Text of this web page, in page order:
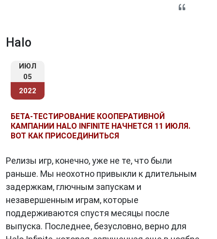
Halo
ИЮЛ
05
2022
БЕТА-ТЕСТИРОВАНИЕ КООПЕРАТИВНОЙ
КАМПАНИИ HALO INFINITE НАЧНЕТСЯ 11 ИЮЛЯ.
ВОТ КАК ПРИСОЕДИНИТЬСЯ
Релизы игр, конечно, уже не те, что были
раньше. Мы неохотно привыкли к длительным
задержкам, глючным запускам и
незавершенным играм, которые
поддерживаются спустя месяцы после
выпуска. Последнее, безусловно, верно для